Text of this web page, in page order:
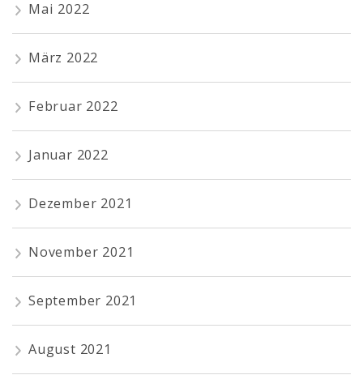
Mai 2022
März 2022
Februar 2022
Januar 2022
Dezember 2021
November 2021
September 2021
August 2021